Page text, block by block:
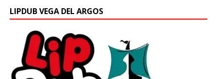
LIPDUB VEGA DEL ARGOS